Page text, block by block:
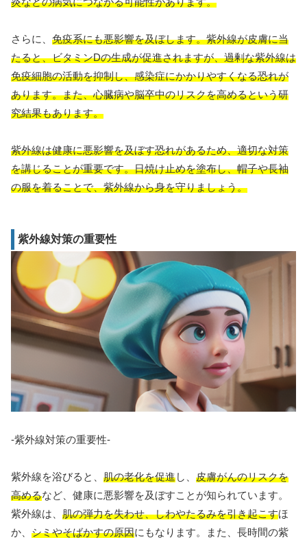
さらに、 免疫系にも悪影響を及ぼします。紫外線が皮膚に当
たると、ビタミンDの生成が促進されますが、過剰な紫外線は
免疫細胞の活動を抑制し、感染症にかかりやすくなる恐れが
あります。また、心臓病や脳卒中のリスクを高めるという研
究結果もあります。
紫外線は健康に悪影響を及ぼす恐れがあるため、適切な対策
を講じることが重要です。日焼け止めを塗布し、帽子や長袖
の服を着ることで、紫外線から身を守りましょう。
紫外線対策の重要性
-紫外線対策の重要性-
紫外線を浴びると、 肌の老化を促進し、 皮膚がんのリスクを
高めるなど、健康に悪影響を及ぼすことが知られています。
紫外線は、 肌の弾力を失わせ、しわやたるみを引き起こすほ
か、 シミやそばかすの原因にもなります。また、長時間の紫